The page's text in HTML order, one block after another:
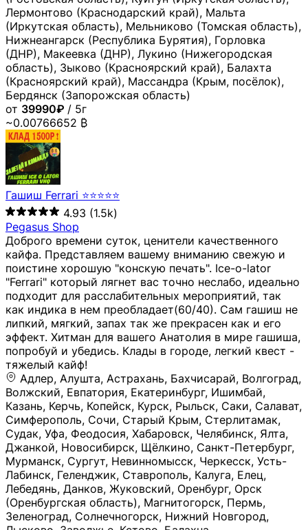
Лермонтово (Краснодарский край), Мальта
(Иркутская область), Мельниково (Томская область),
Нижнеангарск (Республика Бурятия), Горловка
(ДНР), Макеевка (ДНР), Лукино (Нижегородская
область), Зыково (Красноярский край), Балахта
(Красноярский край), Массандра (Крым, посёлок),
Бердянск (Запорожская область)
от 39990₽ / 5г
~0.00766652 ₿
Гашиш Ferrari ⭐⭐⭐⭐⭐
4.93 (1.5k)
Pegasus Shop
Доброго времени суток, ценители качественного
кайфа. Представляем вашему вниманию свежую и
поистине хорошую "конскую печать". Ice-o-lator
"Ferrari" который лягнет вас точно неслабо, идеально
подходит для расслабительных мероприятий, так
как индика в нем преобладает(60/40). Сам гашиш не
липкий, мягкий, запах так же прекрасен как и его
эффект. Хитман для вашего Анатолия в мире гашиша,
попробуй и убедись. Клады в городе, легкий квест -
тяжелый кайф!
Адлер, Алушта, Астрахань, Бахчисарай, Волгоград, Волжский, Евпатория, Екатеринбург, Ишимбай, Казань, Керчь, Копейск, Курск, Рыльск, Саки, Салават, Симферополь, Сочи, Старый Крым, Стерлитамак, Судак, Уфа, Феодосия, Хабаровск, Челябинск, Ялта, Джанкой, Новосибирск, Щёлкино, Санкт-Петербург, Мурманск, Сургут, Невинномысск, Черкесск, Усть-Лабинск, Геленджик, Ставрополь, Калуга, Елец, Лебедянь, Данков, Жуковский, Оренбург, Орск (Оренбургская область), Магнитогорск, Пермь, Зеленоград, Солнечногорск, Нижний Новгород, Лысково, Заволжье, Кстово, Балахна (Нижегородская область), Богородск, Бор (Нижегородская область), Саратов, Энгельс, Ижевск, Тюмень, Ростов-на-Дону, Шахты, Новочеркасск, Батайск, Аксай, Люберцы, Истра, Москва, Армавир, Краснодар, Магадан, Самара, Анапа, Славянск-на-Кубани, Чаплыгин, Липецк, Нижний Тагил, Орехово-Зуево, Усть-Джегута, Лянтор, Нефтеюганск, Пыть-Ях, Урень, Ветлуга, Шахунья, Новороссийск, Крымск, Тимашёвск, Тольятти, Воткинск, Звенигород, Руза, Можайск, Белгород, Воронеж, Соликамск, Нытва, Лысьва (Пермский край), Чусовой, Кунгур, Краснокамск, Миасс, Губаха, Тула, Новомосковск, Донской, Омск, Льгов, Мытищи, Королёв, Ивантеевка, Балашиха, Семилуки, Кудымкар, Старый Оскол, Оса (Пермский край), Одинцово (Московская область), Ханты-Мансийск, Лабинск, Темрюк, Курганинск, Белореченск (Краснодарский край), Алупкa, Губкин, Рязань, Калининград, Усть-Илимск, Фрязино, Минеральные Воды, Пятигорск, Кострома, Ярославль, Коркино, Верхняя Пышма, Подольск, Красноярск, Смоленск, Долгопрудный, Чебоксары, Калачинск, Канск, Киров (Кировская область), Вологда, Рославль, Владивосток, Обнинск, Балабаново (Калужская область), Малоярославец, Брянск, Видное, Ярцево, Вязьма, Гагарин, Приволжск, Фурманов, Чайковский, Кинешма, Горячий Ключ, Улан-Удэ, Туймазы, Дюртюли, Альметьевск, Нефтекамск, Хадыженск, Апшеронск, Майкоп, Уссурийск, Ульяновск, Гатчина, Луга (Ленинградская область), Надым, Ногинск, Электросталь, Железнодорожный (Московская область), Бутурлиновка, Кириллов, Краснознаменск (Калиниградская область), Мышкин, Томмот, Холм, Абакан, Абдулино, Агидель, Агрыз, Адыгейск, Азнакаево, Алатырь, Алдан, Алейск, Александров, Александровск, Алексеевка (Белгородская обл.), Алексин, Амурск, Анадырь, Ангарск, Андреаполь, Анжеро-Судженск, Анива, Апатиты, Арамиль, Ардон, Арзамас, Аркадак, Арсеньев, Артём, Артёмовский, Архангельск, Асбест, Асино, Аткарск, Ахтубинск, Аша, Бабаево (Вологодская область), Бавлы (Республика Татарстан), Байкальск, Бакал, Баксан, Балаклава, Балаково (Саратовская область), Балашов (Саратовская область), Балтийск, Барабинск, Барнаул, Барыш (Ульяновская область), Бежецк, Белая Калитва (Ростовская область), Белебей, Белогорск (Крым), Белозерск, Белокуриха, Беломорск, Белоозёрский (Московская область), Белорецк (Республика Башкортостан), Кызыл, Белоярский (Ханты-Мансийский АО), Бердск, Березники (Пермский край), Берёзовский (Кемеровская область), Берёзовский (Свердловская область), Беслан, Бийск, Бикин, Билибино, Биробиджан, Благовещенск (Амурская область), Благовещенск (Башкортостан), Бобров, Богородицк, Боготол, Богучар, Бокситогорск (Ленинградская область), Бологое (Тверская область), Болхов, Большой Камень (Приморский край), Борисоглебск (Воронежская область), Боровичи (Новгородская область), Боровск, Бородино, Братск, Бронницы (Московская область), Бугульма (Республика Татарстан), Бугуруслан (Оренбургская область), Буинск, Буй, Буйнакск, Валдай, Валуйки, Велиж, Великие Луки, Великий Новгород, Великий Устюг, Вельск, Венёв, Верещагино, Верхнеуральск, Верхний Уфалей, Верхняя Салда, Верхняя Тура, Весьегонск, Вилючинск, Вихоревка, Вичуга, Владикавказ, Волгодонск, Волгореченск, Володарск, Волосово, Волчанск, Вольск, Воркута, Ворсма, Всеволожск (Ленинградская область), Вуктыл, Выкса, Высоковск, Высоцк, Вытегра, Вышний Волочёк, Вяземский, Вязники, Вятские Поляны, Нея, Шилка, Гаврилов Посад, Гаврилов-Ям, Гай, Галич, Гдов, Голицыно, Горно-Алтайск, Горнозаводск, Горняк, Городец, Гороховец, Гремячинск, Грозный, Грязи, Грязовец, Губкинский, Гуково, Гулькевичи, Гурьевск (Калининградская область), Гурьевск (Кемеровская область), Гусев, Гусь-Хрустальный, Давлеканово, Далматово, Дальнегорск, Дегтярск, Дедовск, Демидов, Дербент, Десногорск, Дзержинск, Дзержинский (Московская область), Дивногорск, Димитровград, Дмитровск, Дно, Добрянка, Долинск, Домодедово, Донецк (ДНР), Дорогобуж, Дрезна, Дубна, Дудинка, Духовщина, Дятьково, Егорьевск, Елабуга, Елизово, Ельня (Будет изменено название), Емва, Енисейск, Ермолино, Ершов, Ессентуки, Ефремов, Железноводск, Железногорск (Красноярский край), Железногорск (Курская область), Железногорск-Илимский, Жигулёвск, Жиздра, Жирновск, Жуков, Жуковка, Заводоуковск, Заволжск, Задонск, Заинск, Заозёрный, Заозёрск, Западная Двина, Заполярный, Зарайск, Заречный (Пензенская область), Заречный (Свердловская область), Заринск, Звенигово, Зверево, Зеленогорск ( Ленинградская обл. ), Зеленоградск, Зеленодольск, Зеленокумск, Зерноград, Зима, Змеиногорск, Зубцов, Ивангород, Иваново, Ивдель, Избербаш, Изобильный, Иланский, Инза, Инкерман, Инта, Ипатово, Искитим, Йошкар-Ола, Кадников, Калач, Калач-на-Дону, Калининск, Калтан, Калязин, Камбарка, Каменка (Пензенская область), Каменногорск (Ленинградская область), Каменск-Уральский, Каменск-Шахтинский, Камень-на-Оби, Камешково, Камышин, Канаш, Кандалакша, Карабаново, Карабаш, Карачаевск, Каргат, Каргополь, Карпинск, Карталы, Касимов, Касли, Каспийск, Катав-Ивановск, Катайск, Качканар, Кашин, Кашира, Кемерово, Кемь, Кизел, Кизилюрт, Кизляр, Кимовск, Кимры, Кингисепп, Кинель, Киреевск, Киренск, Киржач, Кириши, Кирово-Чепецк, Кировск (Ленинградская область), Кировск (Мурманская область), Кирсанов, Киселёвск, Кисловодск, Климовск, Клинцы, Княгинино, Ковдор, Ковров, Когалым, Козельск, Козьмодемьянск, Кола, Кологрив, Колпашево, Колпино, Кольчугино, Комсомольск, Комсомольск-на-Амуре, Конаково, Кондопога, Кондрово, Константиновск, Кораблино, Кореновск, Корсаков, Коряжма, Костерёво, Костомукша, Котельники, Котельниково, Котельнич, Котлас, Котовск, Кохма, Красноармейск (Московская область), Краснозаводск, Краснознаменск (Московская область), Краснокаменск, Краснослободск (Волгоградская область), Краснотурьинск, Красноуральск, Красный Сулин, Кремёнки, Кропоткин, Кубинка, Кувшиново (Тверская область), Кудрово, Кулебаки, Кумертау, Курлово, Куровское, Куртамыш, Курчатов, Куса, Кушва, Кыштым, Лабытнанги, Лагань, Лаишево (Республика Татарстан), Лакинск, Лангепас, Лахденпохья, Ленинск-Кузнецкий, Ленск (Республика Саха), Лермонтов (Ставропольский край), Лесозаводск (Приморский край), Лесосибирск, Ливны (Орловская область), Ликино-Дулёво, Липки (Тульская область), Лиски (Воронежская область), Лихославль, Лодейное Поле, Ломоносов (Санкт-Петербург), Лосино-Петровский, Лукоянов, Луховицы, Лыткарино, Любань (Ленинградская область), Любим, Людиново, Магас, Майский, Макаров, Малая Вишера, Малгобек, Мамадыш, Мамоново, Мантурово, Маркс, Махачкала, Мглин, Мегион, Медвежьегорск, Медногорск, Медынь, Меленки, Мелеуз, Менделеевск, Мещовск, Микунь, Миллерово, Минусинск, Миньяр, Мирный (Архангельская область), Мирный (Якутия), Михайловка (Город), Михайловск (Свердловская область), Михайловск (Ставропольский край), Могоча, Можга, Моздок, Мончегорск, Морозовск, Моршанск, Мосальск, Муравленко, Мурино, Муром, Мценск, Мыски, Набережные Челны, Навашино (Нижегородская область), Назарово (Красноярский край), Назрань, Нальчик, Наро-Фоминск, Нарткала, Нарьян-Мар, Находка, Невель (Псковская область), Невельск, Невьянск, Нелидово (Тверская область), Неман, Нерехта (Костромская область), Нерюнгри, Нестеров, Нефтегорск (Самарская область), Нефтекумск, Нижневартовск, Нижнекамск (Республика Татарстан), Нижнеудинск, Нижние Серги, Нижний Ломов, Нижняя Тура, Николаевск-на-Амуре, Никольск (Вологодская область), Никольск (Пензенская область), Новая Ладога, Новая Ляля, Новоалександровск, Новоалтайск, Нововоронеж, Новодвинск, Новозыбков, Новокубанск, Новокуйбышевск, Новомичуринск, Новопавловск, Новоржев, Новосокольники, Новотроицк, Новоульяновск, Новоуральск, Новохопёрск, Новочебоксарск, Новошахтинск, Новый Оскол, Новый Уренгой, Норильск, Нурлат, Нягань, Нязепетровск, Няндома, Облучье, Обоянь, Озёрск (Калининградская область), Озёрск (Челябинская область), Озёры, Октябрьск (Самарская область), Октябрьский (Башкортостан), Окуловка (Новгородская область), Оленегорск, Олонец, Онега, Опочка, Осинники, Осташков, Остров, Острогожск, Отрадный, Оха, Павлово, Павловск (Воронежская область), Павловск (Санкт-Петербург), Павловский Посад, Партизанск, Певек, Пенза, Первоуральск, Перевоз, Пересвет, Переславль-Залесский, Пестово (Новгородская область), Петрозаводск, Петропавловск-Камчатский, Печоры, Пикалёво, Пионерский, Питкяранта, Плавск, Плёс, Подпорожье, Покачи, Покров, Покровск, Полесск, Полысаево, Полярные Зори, Полярный, Поронайск, Порхов, Похвистнево, Почеп, Починок, Пошехонье, Правдинск, Приморск (Калининградская область), Приморско-Ахтарск, Приозерск, Прокопьевск, Протвино, Прохладный, Пугачёв, Пудож, Пустошка, Пушкино, Пущино, Пыталово, Радужный (Владимирская область), Радужный (Ханты-Мансийский АО), Райчихинск, Раменское, Рассказово, Ревда, Реж, Реутов, Родники, Россошь, Ростов (Ярославская обл.), Рошаль, Ртищево, Рубцовск, Рузаевка, Рыбинск, Рыбное, Ряжск, Салехард, Сальск, Саранск, Сарапул, Саров, Сасово, Сатка, Сафоново, Саяногорск, Саянск, Светлогорск, Светлоград, Светлый, Светогорск (Ленинградская область), Свободный, Себеж, Северобайкальск, Северодвинск, Североуральск, Сегежа, Семикаракорск, Сенгилей, Серафимович, Сергач, Сергиев Посад, Сердобск, Сертолово (Ленинградская область), Сестрорецк (Ленинградская область), Сибай, Скопин, Славгород, Сланцы, Слободской, Слюдянка, Собинка, Советск (Кировская область), Советск (Калининградская область), Советск (Тульская область), Советская Гавань, Советский (Ханты-Мансийский АО), Сокол (Вологодская область), Солигалич, Соль-Илецк, Сольцы, Сортавала, Сосенский, Сосновоборск, Сосновый Бор (Ленинградская область), Сосногорск, Спас-Клепики, Спасск-Рязанский, С